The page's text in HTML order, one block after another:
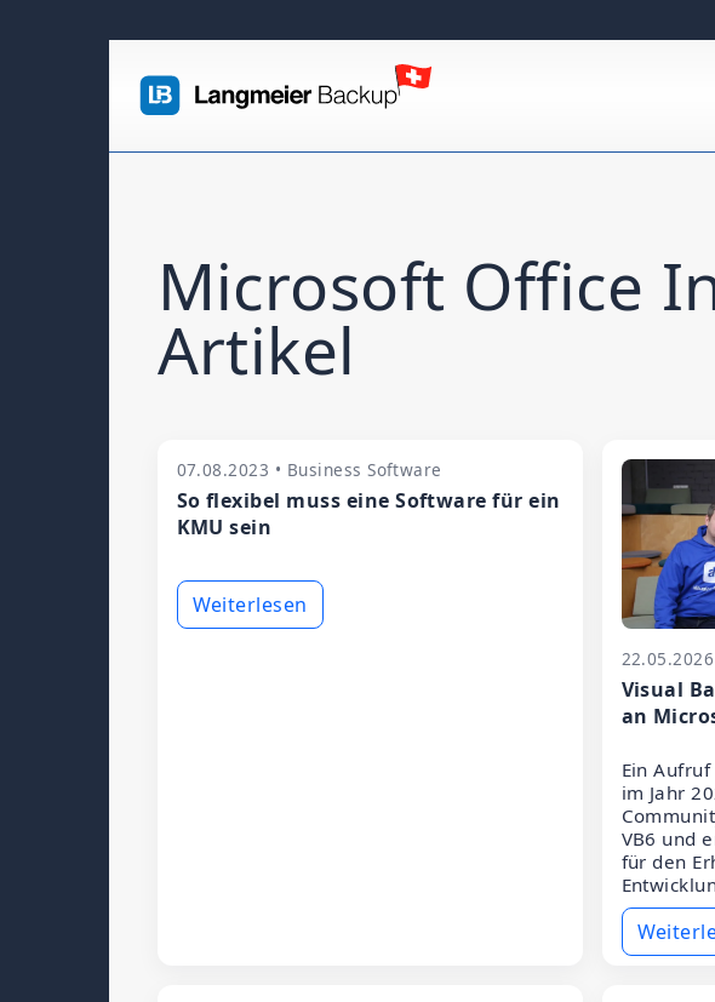
Microsoft Office
Artikel
07.08.2023 • Business Software
So flexibel muss eine Software für ein
KMU sein
Weiterlesen
Visual
an
Ein
im Jahr
VB6 und
für den